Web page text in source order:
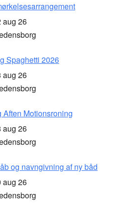
aug 26
Spaghetti 2026
aug 26
Aften Motionsroning
aug 26
og navngivning af ny båd
aug 26